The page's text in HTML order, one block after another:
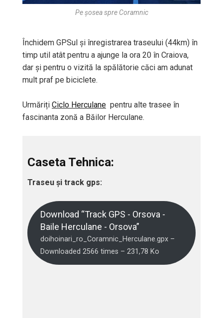
Pe șosea spre Coramnic
Închidem GPSul și înregistrarea traseului (44km) în
timp util atât pentru a ajunge la ora 20 în Craiova,
dar și pentru o vizită la spălătorie căci am adunat
mult praf pe biciclete.
Urmăriți Ciclo Herculane pentru alte trasee în
fascinanta zonă a Băilor Herculane.
Caseta Tehnica:
Traseu și track gps:
Download “Track GPS - Orsova -
Baile Herculane - Orsova”
doihoinari_ro_Coramnic_Herculane.gpx –
Downloaded 2566 times – 231,78 Ko